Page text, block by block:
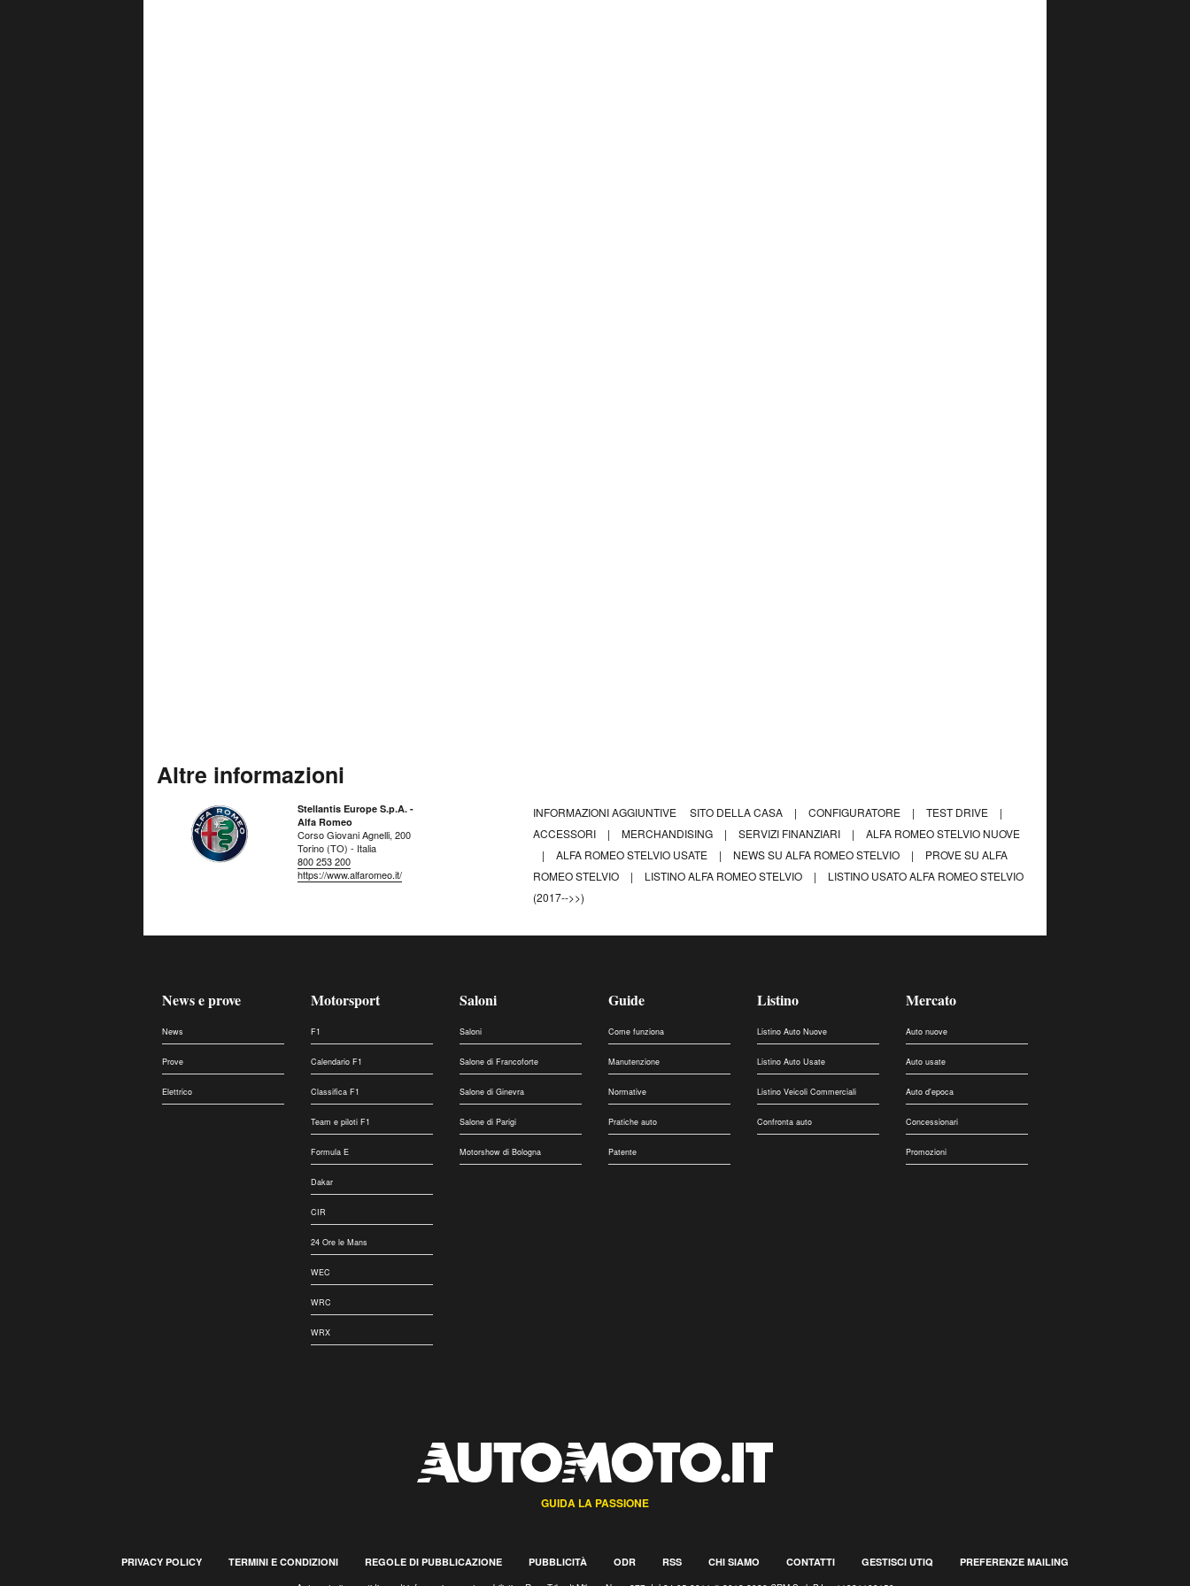
Altre informazioni
Stellantis Europe S.p.A. -
Alfa Romeo
Corso Giovani Agnelli, 200
Torino (TO) - Italia
800 253 200
https://www.alfaromeo.it/
INFORMAZIONI AGGIUNTIVE SITO DELLA CASA | CONFIGURATORE | TEST DRIVE
|
ACCESSORI
| MERCHANDISING | SERVIZI FINANZIARI |
ALFA ROMEO STELVIO NUOVE
|
ALFA ROMEO STELVIO USATE | NEWS SU ALFA ROMEO STELVIO |
PROVE SU ALFA
ROMEO STELVIO
| LISTINO ALFA ROMEO STELVIO |
LISTINO USATO ALFA ROMEO STELVIO
(2017-->>)
News e prove
News
Prove
Elettrico
Motorsport
F1
Calendario F1
Classifica F1
Team e piloti F1
Formula E
Dakar
CIR
24 Ore le Mans
WEC
WRC
WRX
Saloni
Saloni
Salone di Francoforte
Salone di Ginevra
Salone di Parigi
Motorshow di Bologna
Guide
Come funziona
Manutenzione
Normative
Pratiche auto
Patente
Listino
Listino Auto Nuove
Listino Auto Usate
Listino Veicoli Commerciali
Confronta auto
Mercato
Auto nuove
Auto usate
Auto d'epoca
Concessionari
Promozioni
GUIDA LA PASSIONE
PRIVACY POLICY TERMINI E CONDIZIONI REGOLE DI PUBBLICAZIONE PUBBLICITÀ ODR RSS CHI SIAMO CONTATTI GESTISCI UTIQ PREFERENZE MAILING